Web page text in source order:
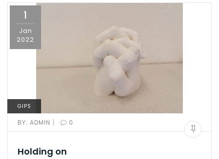
1
Jan
2022
GIPS
BY: ADMIN | 0
Holding on